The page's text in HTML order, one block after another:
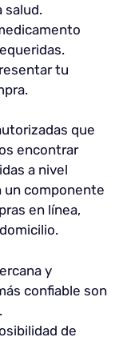
salud.
tu
que
encontrar
a nivel
un componente
en línea,
y
confiable son
de